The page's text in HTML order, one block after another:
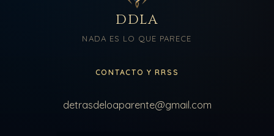
DDLA
NADA ES LO QUE PARECE
CONTACTO Y RRSS
detrasdeloaparente@gmail.com